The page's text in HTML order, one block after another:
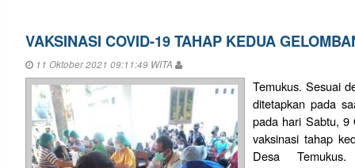
VAKSINASI COVID-19 TAHAP KEDUA
11 Oktober 2021 09:11:49 WITA
Temukus. Sesuai
ditetapkan pada
pada hari Sabtu, 9
vaksinasi tahap
Desa